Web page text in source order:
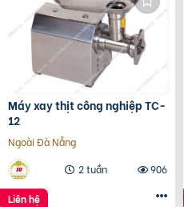
Máy xay thịt công nghiệp TC-
12
Ngoài Đà Nẵng
2 tuần
906
Liên hệ